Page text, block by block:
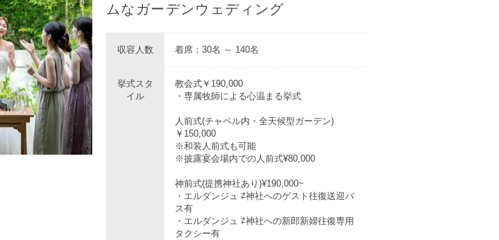
ムなガーデンウェディング
収容人数 着席：30名 ～ 140名
挙式スタ
イル
教会式￥190,000
・専属牧師による心温まる挙式
人前式(チャペル内・全天候型ガーデン)
￥150,000
※和装人前式も可能
※披露宴会場内での人前式¥80,000
神前式(提携神社あり)¥190,000~
・エルダンジュ ⇄神社へのゲスト往復送迎バ
ス有
・エルダンジュ ⇄神社への新郎新婦往復専用
タクシー有